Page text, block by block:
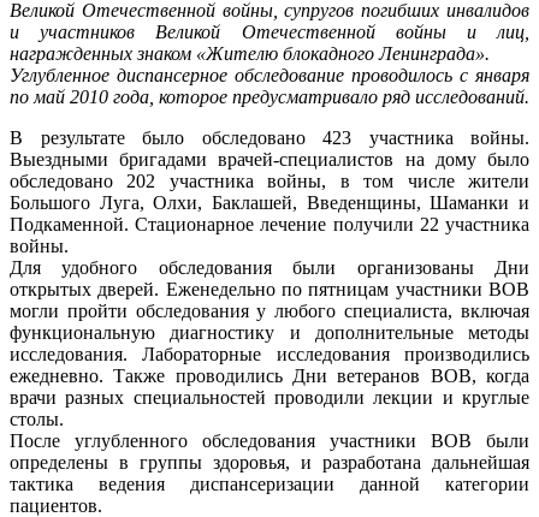
Великой Отечественной войны, супругов погибших инвалидов
и участников Великой Отечественной войны и лиц,
награжденных знаком «Жителю блокадного Ленинграда».
Углубленное диспансерное обследование проводилось с января
по май 2010 года, которое предусматривало ряд исследований.
В результате было обследовано 423 участника войны.
Выездными бригадами врачей-специалистов на дому было
обследовано 202 участника войны, в том числе жители
Большого Луга, Олхи, Баклашей, Введенщины, Шаманки и
Подкаменной. Стационарное лечение получили 22 участника
войны.
Для удобного обследования были организованы Дни
открытых дверей. Еженедельно по пятницам участники ВОВ
могли пройти обследования у любого специалиста, включая
функциональную диагностику и дополнительные методы
исследования. Лабораторные исследования производились
ежедневно. Также проводились Дни ветеранов ВОВ, когда
врачи разных специальностей проводили лекции и круглые
столы.
После углубленного обследования участники ВОВ были
определены в группы здоровья, и разработана дальнейшая
тактика ведения диспансеризации данной категории
пациентов.